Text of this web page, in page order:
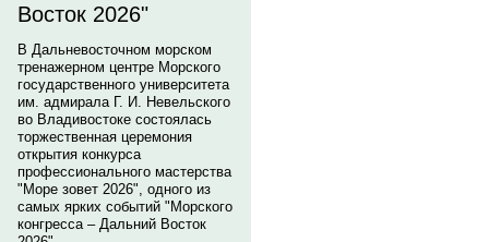
Восток 2026"
В Дальневосточном морском
тренажерном центре Морского
государственного университета
им. адмирала Г. И. Невельского
во Владивостоке состоялась
торжественная церемония
открытия конкурса
профессионального мастерства
"Море зовет 2026", одного из
самых ярких событий "Морского
конгресса – Дальний Восток